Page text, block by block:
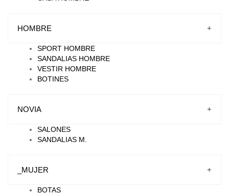
HOMBRE +
SPORT HOMBRE
SANDALIAS HOMBRE
VESTIR HOMBRE
BOTINES
NOVIA +
SALONES
SANDALIAS M.
_MUJER +
BOTAS